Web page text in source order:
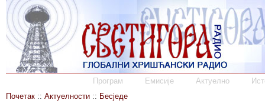
Програм Емисије Актуелно
Почетак :: Актуелности :: Бесједе